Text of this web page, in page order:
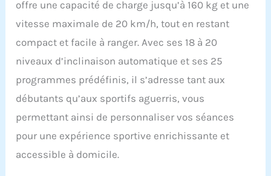
offre une capacité de charge jusqu’à 160 kg et une
vitesse maximale de 20 km/h, tout en restant
compact et facile à ranger. Avec ses 18 à 20
niveaux d’inclinaison automatique et ses 25
programmes prédéfinis, il s’adresse tant aux
débutants qu’aux sportifs aguerris, vous
permettant ainsi de personnaliser vos séances
pour une expérience sportive enrichissante et
accessible à domicile.